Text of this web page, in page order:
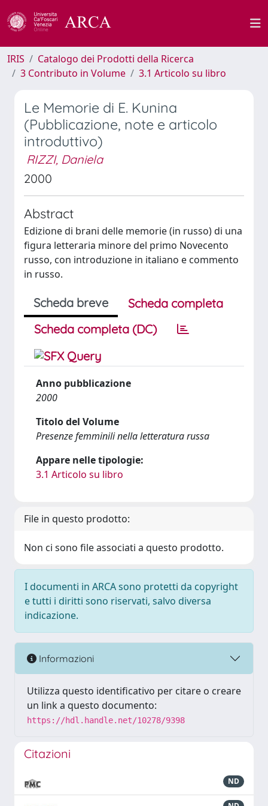
IRIS
Catalogo dei Prodotti della Ricerca
3 Contributo in Volume
3.1 Articolo su libro
Le Memorie di E. Kunina
(Pubblicazione, note e articolo
introduttivo)
RIZZI, Daniela
2000
Abstract
Edizione di brani delle memorie (in russo) di una
figura letteraria minore del primo Novecento
russo, con introduzione in italiano e commento
in russo.
Scheda breve
Scheda completa
Scheda completa (DC)
Anno pubblicazione
2000
Titolo del Volume
Presenze femminili nella letteratura russa
Appare nelle tipologie:
3.1 Articolo su libro
File in questo prodotto:
Non ci sono file associati a questo prodotto.
I documenti in ARCA sono protetti da copyright
e tutti i diritti sono riservati, salvo diversa
indicazione.
Informazioni
Utilizza questo identificativo per citare o creare
un link a questo documento:
https://hdl.handle.net/10278/9398
Citazioni
ND